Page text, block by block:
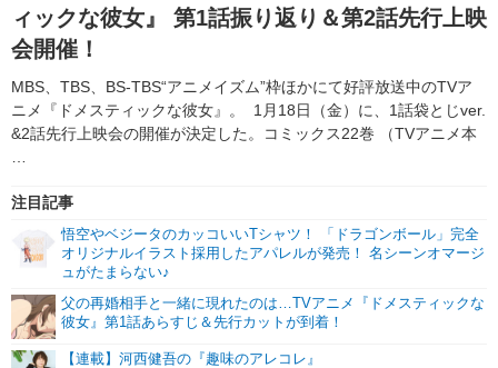
グッズ イベント
舞台 新帝スタ
ラキりす
番組・動画一覧 ラジオ
連載・ブログ
連載・ブログ一覧
編集部ブログ・お知らせ
ィックな彼女』 第1話振り返り＆第2話先行上映
会開催！
MBS、TBS、BS-TBS“アニメイズム”枠ほかにて好評放送中のTVア
ニメ『ドメスティックな彼女』。 1月18日（金）に、1話袋とじver.
&2話先行上映会の開催が決定した。コミックス22巻 （TVアニメ本
注目記事
悟空やベジータのカッコいいTシャツ！ 「ドラゴンボール」完全
オリジナルイラスト採用したアパレルが発売！ 名シーンオマージ
ュがたまらない♪
父の再婚相手と一緒に現れたのは…TVアニメ『ドメスティックな
彼女』第1話あらすじ＆先行カットが到着！
【連載】河西健吾の『趣味のアレコレ』